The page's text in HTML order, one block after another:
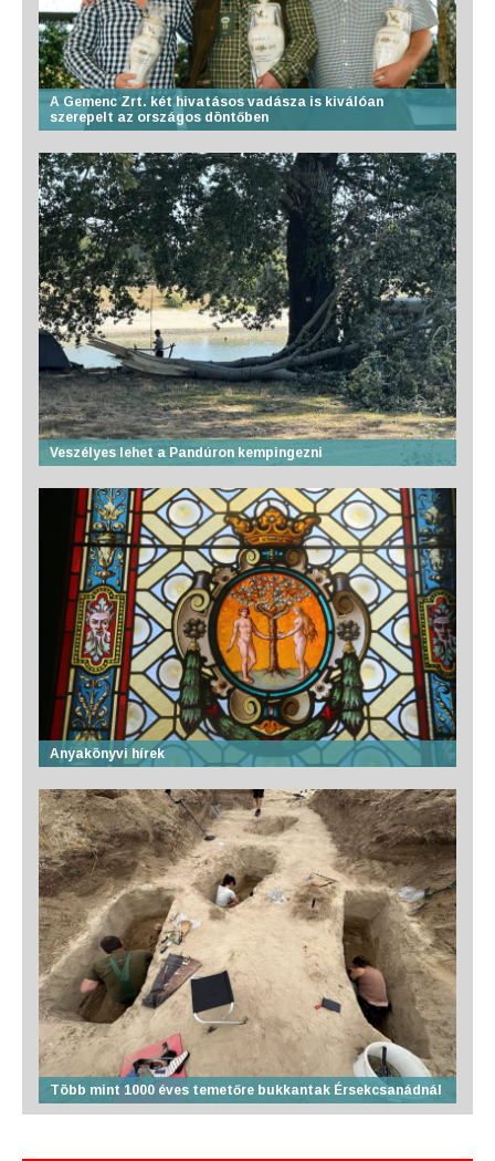
A Gemenc Zrt. két hivatásos vadásza is kiválóan
szerepelt az országos döntőben
Veszélyes lehet a Pandúron kempingezni
Anyakönyvi hírek
Több mint 1000 éves temetőre bukkantak Érsekcsanádnál